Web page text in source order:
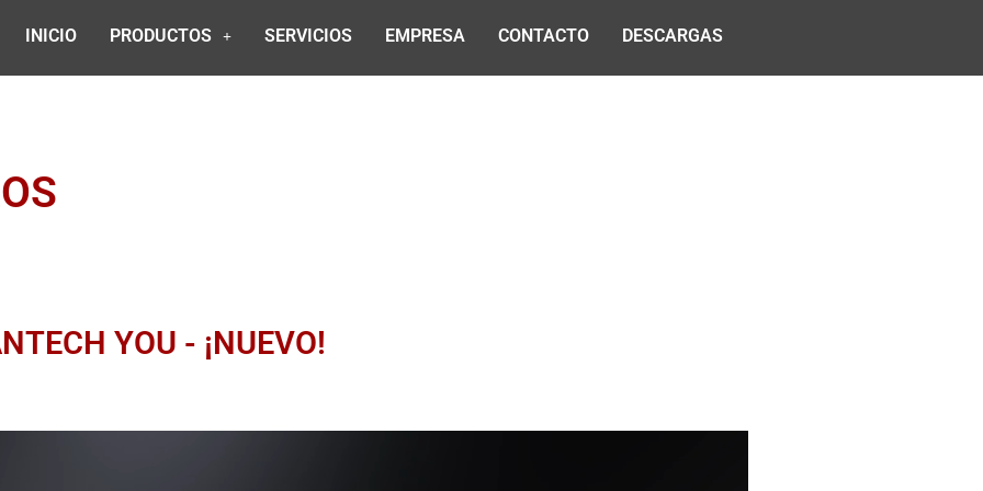
INICIO PRODUCTOS SERVICIOS EMPRESA CONTACTO DESCARGAS
YOU - ¡NUEVO!